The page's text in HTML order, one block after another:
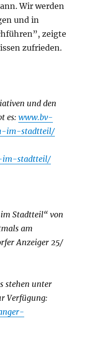
Wir werden
und in
zeigte
zufrieden.
und den
es:www.bv-
im-stadtteil/
im-stadtteil/
Stadtteil“ von
am
Anzeiger 25/
stehen unter
Verfügung: